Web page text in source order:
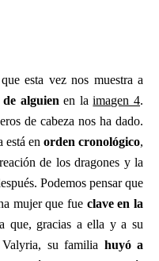
esta vez nos muestra a
alguien en laimagen 4.
de cabeza nos ha dado.
está en orden cronológico,
de los dragones y la
Podemos pensar que
mujer que fue clave en la
que, gracias a ella y a su
su familia huyó a